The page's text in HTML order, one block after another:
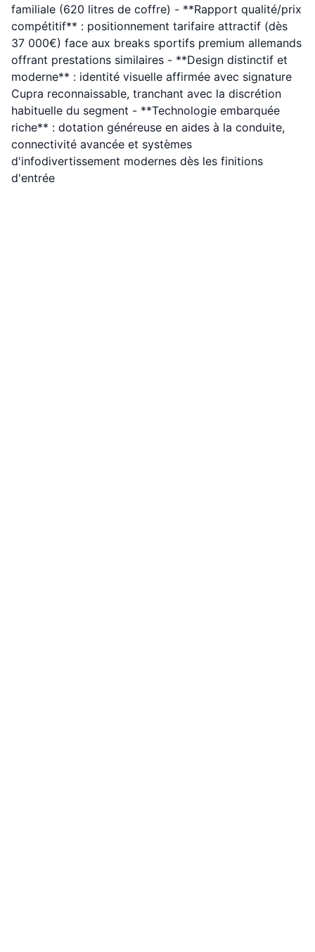
familiale (620 litres de coffre) - **Rapport qualité/prix
compétitif** : positionnement tarifaire attractif (dès
37 000€) face aux breaks sportifs premium allemands
offrant prestations similaires - **Design distinctif et
moderne** : identité visuelle affirmée avec signature
Cupra reconnaissable, tranchant avec la discrétion
habituelle du segment - **Technologie embarquée
riche** : dotation généreuse en aides à la conduite,
connectivité avancée et systèmes
d'infodivertissement modernes dès les finitions
d'entrée